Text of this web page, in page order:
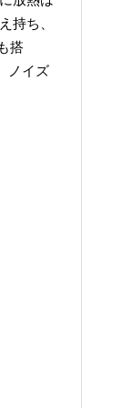
持ち、
搭
ノイズ